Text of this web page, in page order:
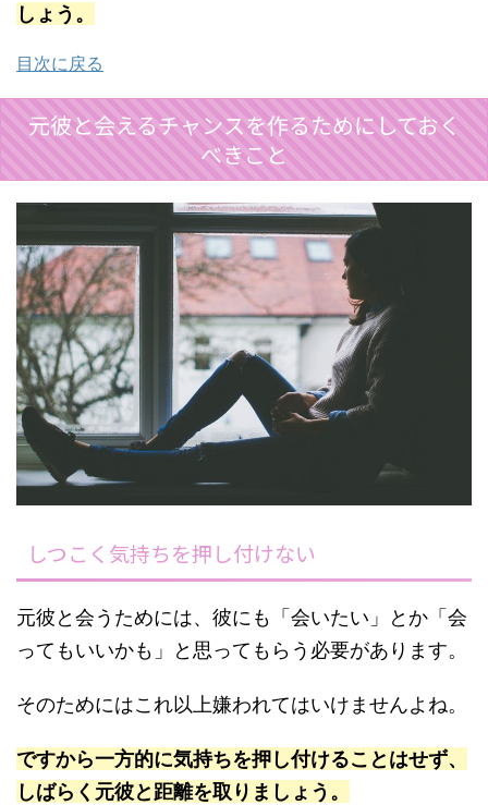
しょう。
目次に戻る
元彼と会えるチャンスを作るためにしておく
べきこと
しつこく気持ちを押し付けない
元彼と会うためには、彼にも「会いたい」とか「会
ってもいいかも」と思ってもらう必要があります。
そのためにはこれ以上嫌われてはいけませんよね。
ですから一方的に気持ちを押し付けることはせず、
しばらく元彼と距離を取りましょう。